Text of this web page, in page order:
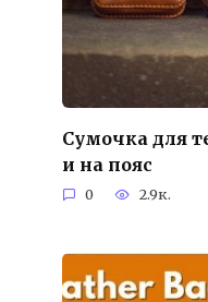
Сумочка для
и на пояс
0 2.9к.